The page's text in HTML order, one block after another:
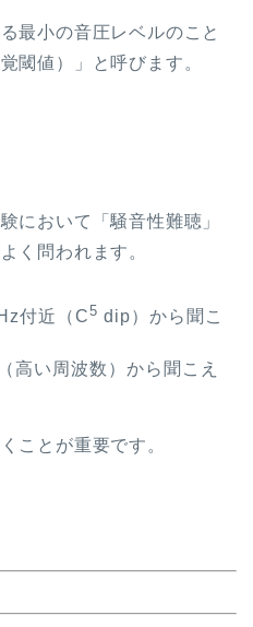
最小の音圧レベルのこと
閾値）」と呼びます。
において「騒音性難聴」
く問われます。
付近（C5 dip）から聞こ
高い周波数）から聞こえ
ことが重要です。